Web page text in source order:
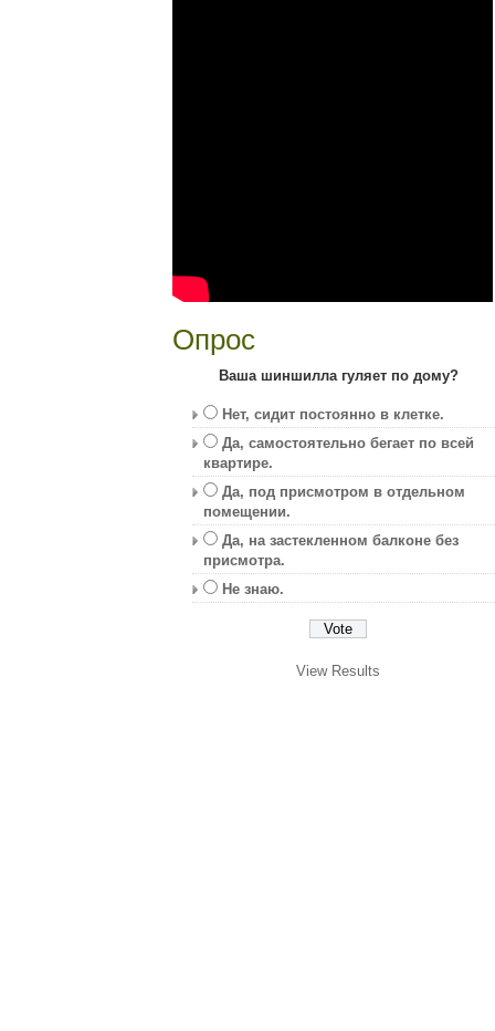
Опрос
Ваша шиншилла гуляет по дому?
Нет, сидит постоянно в клетке.
Да, самостоятельно бегает по всей
квартире.
Да, под присмотром в отдельном
помещении.
Да, на застекленном балконе без
присмотра.
Не знаю.
View Results